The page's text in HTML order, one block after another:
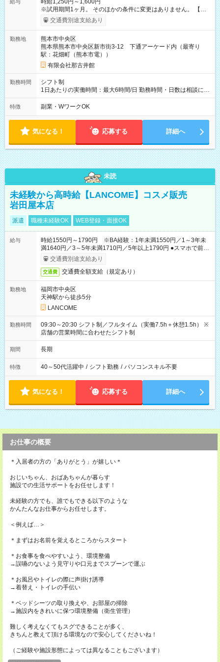
給与
時給1,250円～1,600円
※試用期間1ヶ月。 そのほかの条件に変更はありません。 【試
用期間】試用期間あり 試用期間の長さ：1ヶ月 雇用形態、給与
は本採用時と同じです。
交通費別途支給あり
勤務地
熊本市中央区
熊本県熊本市中央区新市街3-12 下通アーケード内（最寄り
駅：花畑町（熊本市電））
有限会社那古井館
勤務時間
シフト制
1日あたりの実働時間：最大6時間/日 勤務時間・日数は相談に応
じます。 ★土日が入れる方を募集しています！
特徴 副業・WワークOK
気になる！ 応募する 詳細へ
未読
未経験から高時給【LANCOME】コスメ販売
岩田屋本店
派遣 職種未経験OK WEB登録・面接OK
給与
時給1550円～1790円 ※BA経験：1年未満1550円／1～3年未
満1640円／3～5年未満1710円／5年以上1790円 ●スマホで前払
いOK（※上限、条件あり）
交通費別途支給あり
交通費 交通費全額支給（規定あり）
勤務地
福岡市中央区
天神駅から徒歩5分
LANCOME
勤務時間
09:30～20:30 シフト制／フルタイム（実働7.5h＋休憩1.5h） ※
店舗の営業時間に合わせたシフト制
期間 長期
特徴 40～50代活躍中 / シフト勤務 / パソコンスキル不要
気になる！ 応募する 詳細へ
お仕事の概要
＊入居者の方の「ありがとう」が嬉しい＊
おじいちゃん、おばあちゃんが暮らす
施設での生活サポートをお任せします！
未経験の方でも、誰でもできる以下のような
かんたんなお仕事からお任せします。
＜例えば…＞
＊まずはお名前を覚えるところからスタート
＊お食事を食べやすいよう、環境整備
→誤嚥のないよう見守りや口元までスプーンで運ぶ
＊お風呂やトイレの際に声掛け誘導
→着替え・トイレの手伝い
＊ベッドシーツの取り換えや、お部屋の掃除
→施設内をきれいに保つ環境整備（衛生管理）
難しく考えなくてもスグできることが多く、
きちんと教えて頂ける環境なので安心してくださいね！
（ご経験や施設形態によっては異なることもございます）